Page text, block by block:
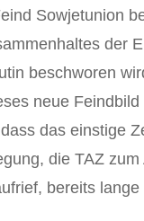
Sowjetunion
der
beschworen
neue Feindbild
das einstige
die TAZ zum
bereits lange